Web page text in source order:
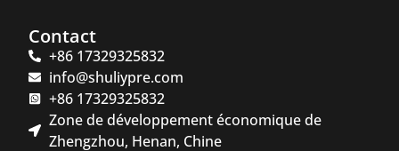
Contact
+86 17329325832
info@shuliypre.com
+86 17329325832
Zone de développement économique de
Zhengzhou, Henan, Chine